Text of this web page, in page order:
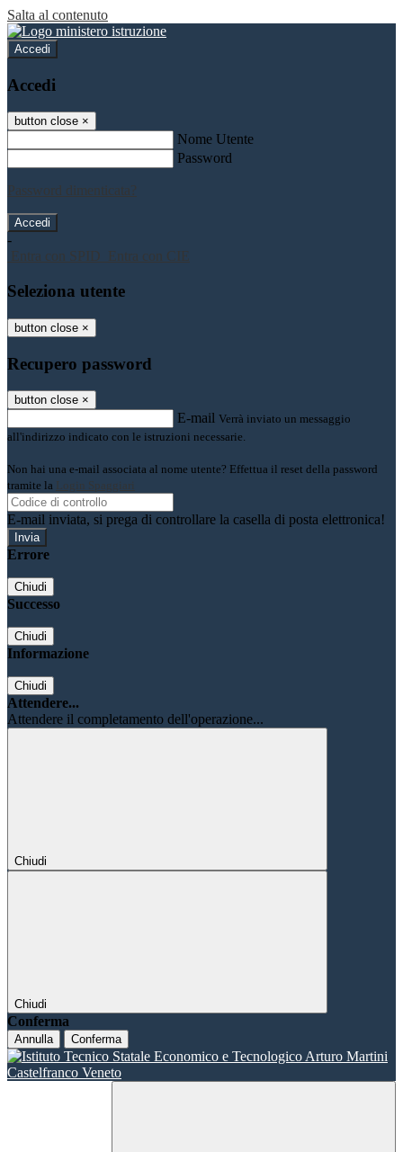
Salta al contenuto
Accedi
Accedi
button close ×
Nome Utente
Password
Password dimenticata?
-
Entra con SPID
Entra con CIE
Seleziona utente
button close ×
Recupero password
button close ×
E-mail Verrà inviato un messaggio
all'indirizzo indicato con le istruzioni necessarie.
Non hai una e-mail associata al nome utente? Effettua il reset della password
tramite la Login Spaggiari
E-mail inviata, si prega di controllare la casella di posta elettronica!
Errore
Chiudi
Successo
Chiudi
Informazione
Chiudi
Attendere...
Attendere il completamento dell'operazione...
Chiudi
Chiudi
Conferma
Annulla Conferma